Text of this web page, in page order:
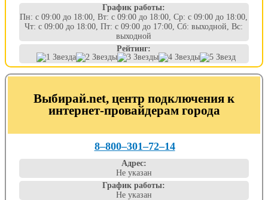
График работы:
Пн: с 09:00 до 18:00, Вт: с 09:00 до 18:00, Ср: с 09:00 до 18:00,
Чт: с 09:00 до 18:00, Пт: с 09:00 до 17:00, Сб: выходной, Вс:
выходной
Рейтинг:
Выбирай.net, центр подключения к
интернет-провайдерам города
8‒800‒301‒72‒14
Адрес:
Не указан
График работы:
Не указан